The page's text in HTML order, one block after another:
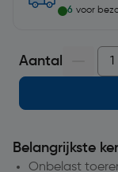
6 voor
Aantal
Belangrijkste
Onbelast